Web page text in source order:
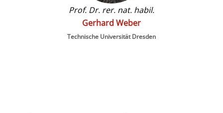
Prof. Dr. rer. nat. habil.
Gerhard Weber
Technische Universität Dresden